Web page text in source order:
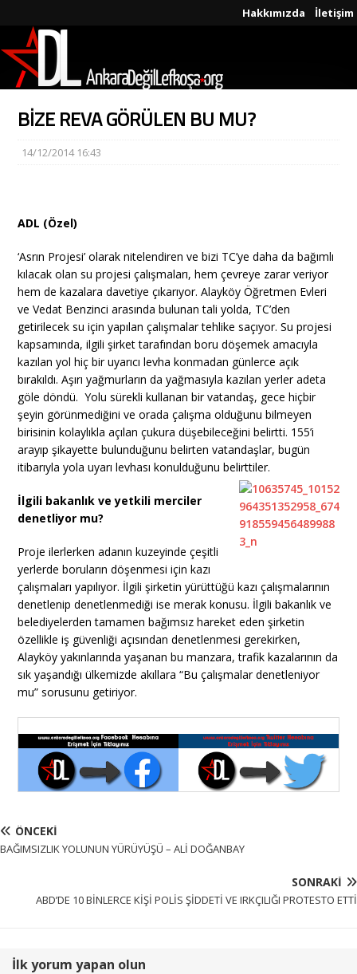
Hakkımızda İletişim
BİZE REVA GÖRÜLEN BU MU?
14/12/2014 16:43
ADL (Özel)
‘Asrın Projesi’ olarak nitelendiren ve bizi TC’ye daha da bağımlı
kılacak olan su projesi çalışmaları, hem çevreye zarar veriyor
hem de kazalara davetiye çıkarıyor. Alayköy Öğretmen Evleri
ve Vedat Benzinci arasında bulunan tali yolda, TC’den
getirilecek su için yapılan çalışmalar tehlike saçıyor. Su projesi
kapsamında, ilgili şirket tarafından boru döşemek amacıyla
kazılan yol hiç bir uyarıcı levha konmadan günlerce açık
bırakıldı. Aşırı yağmurların da yağmasıyla kazılan yerler adeta
göle döndü. Yolu sürekli kullanan bir vatandaş, gece hiçbir
şeyin görünmediğini ve orada çalışma olduğunu bilmeyen
birisinin kolaylıkla açılan çukura düşebileceğini belirtti. 155’i
arayıp şikayette bulunduğunu belirten vatandaşlar, bugün
itibarıyla yola uyarı levhası konulduğunu belirttiler.
İlgili bakanlık ve yetkili merciler
denetliyor mu?
Proje ilerlerken adanın kuzeyinde çeşitli
yerlerde boruların döşenmesi için kazı
çalışmaları yapılıyor. İlgili şirketin yürüttüğü kazı çalışmalarının
denetlenip denetlenmediği ise merak konusu. İlgili bakanlık ve
belediyelerden tamamen bağımsız hareket eden şirketin
özellikle iş güvenliği açısından denetlenmesi gerekirken,
Alayköy yakınlarında yaşanan bu manzara, trafik kazalarının da
sık yaşandığı ülkemizde akıllara “Bu çalışmalar denetleniyor
mu” sorusunu getiriyor.
ÖNCEKI
BAĞIMSIZLIK YOLUNUN YÜRÜYÜŞÜ – ALİ DOĞANBAY
SONRAKI
ABD’DE 10 BİNLERCE KİŞİ POLİS ŞİDDETİ VE IRKÇILIĞI PROTESTO ETTİ
İlk yorum yapan olun